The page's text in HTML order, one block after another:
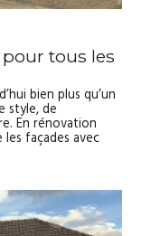
tous les
bien plus qu’un
style, de
En rénovation
façades avec